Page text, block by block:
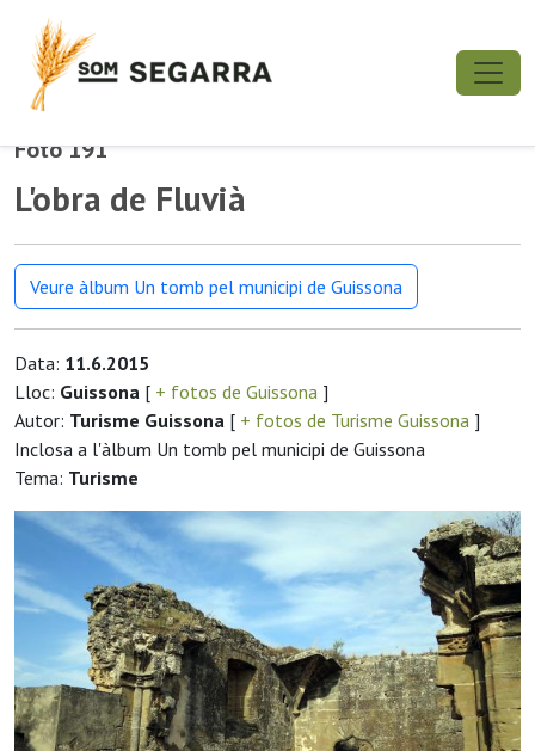
Foto 191
L'obra de Fluvià
Veure àlbum Un tomb pel municipi de Guissona
Data: 11.6.2015
Lloc: Guissona [ + fotos de Guissona ]
Autor: Turisme Guissona [ + fotos de Turisme Guissona ]
Inclosa a l'àlbum Un tomb pel municipi de Guissona
Tema: Turisme